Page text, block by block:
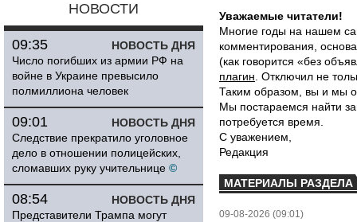
НОВОСТИ
НОВОСТЬ ДНЯ
09:35
Число погибших из армии РФ на
войне в Украине превысило
полмиллиона человек
НОВОСТЬ ДНЯ
09:01
Следствие прекратило уголовное
дело в отношении полицейских,
сломавших руку учительнице ©
НОВОСТЬ ДНЯ
08:54
Представители Трампа могут
Уважаемые читатели!
Многие годы на нашем
комментирования,
(как говорится «без
плагин . Отключил не
Таким образом, вы и мы
Мы постараемся найти
потребуется время.
С уважением,
Редакция
МАТЕРИАЛЫ РАЗДЕЛА
09-08-2026 (09:01)